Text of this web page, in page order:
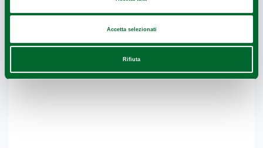
Accetta selezionati
Rifiuta